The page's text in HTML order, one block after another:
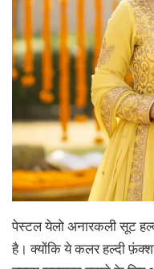
पेस्टल येलो अनारकली सूट
है। क्योंकि ये कलर हल्दी